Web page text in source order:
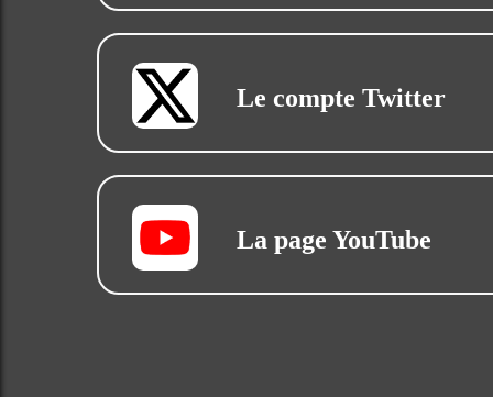
Le compte Twitter
La page YouTube